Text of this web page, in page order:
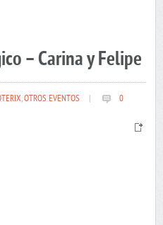
– Carina y Felipe
,OTROS EVENTOS 0